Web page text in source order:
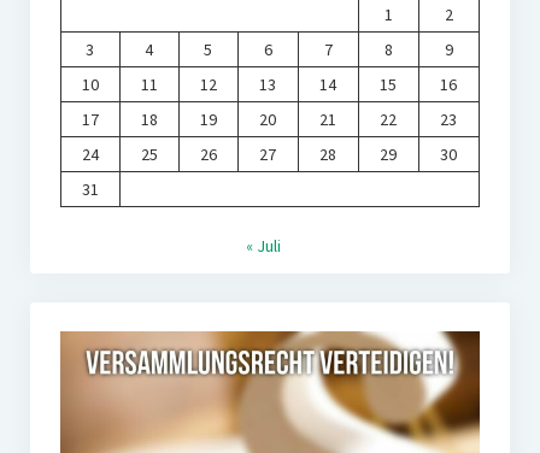
1
2
3
4 5 6 7 8
9
10
11 12 13 14 15
16
17
18 19 20 21 22
23
24
25 26 27 28 29
30
31
« Juli